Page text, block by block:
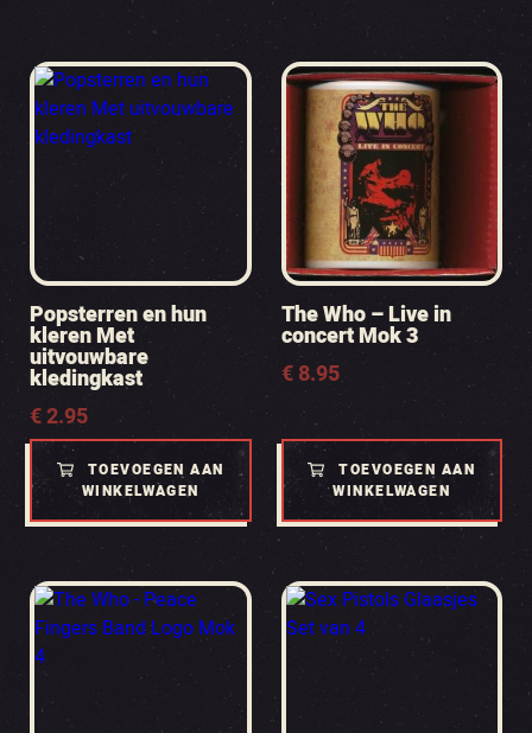
Popsterren en hun
kleren Met
uitvouwbare
kledingkast
€2.95
TOEVOEGEN AAN
WINKELWAGEN
The Who – Live in
concert Mok 3
€8.95
TOEVOEGEN AAN
WINKELWAGEN